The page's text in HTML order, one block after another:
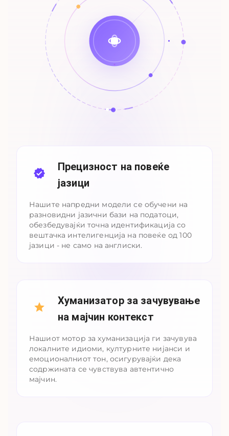
Прецизност на повеќе
јазици
Нашите напредни модели се обучени на
разновидни јазични бази на податоци,
обезбедувајќи точна идентификација со
вештачка интелигенција на повеќе од 100
јазици - не само на англиски.
Хуманизатор за зачувување
на мајчин контекст
Нашиот мотор за хуманизација ги зачувува
локалните идиоми, културните нијанси и
емоционалниот тон, осигурувајќи дека
содржината се чувствува автентично
мајчин.